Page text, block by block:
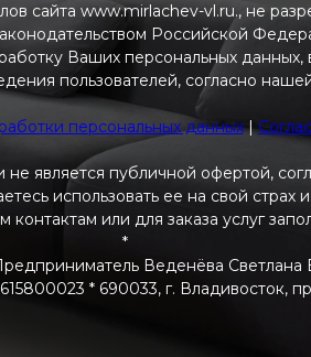
сайта www.mirlachev-vl.ru., не
Российской
Ваших персональных
пользователей, согласно
персональных данных|
является публичной офертой,
использовать ее на свой
контактам или для заказа услуг
*
Веденёва Светлана
* 690033, г. Владивосток,